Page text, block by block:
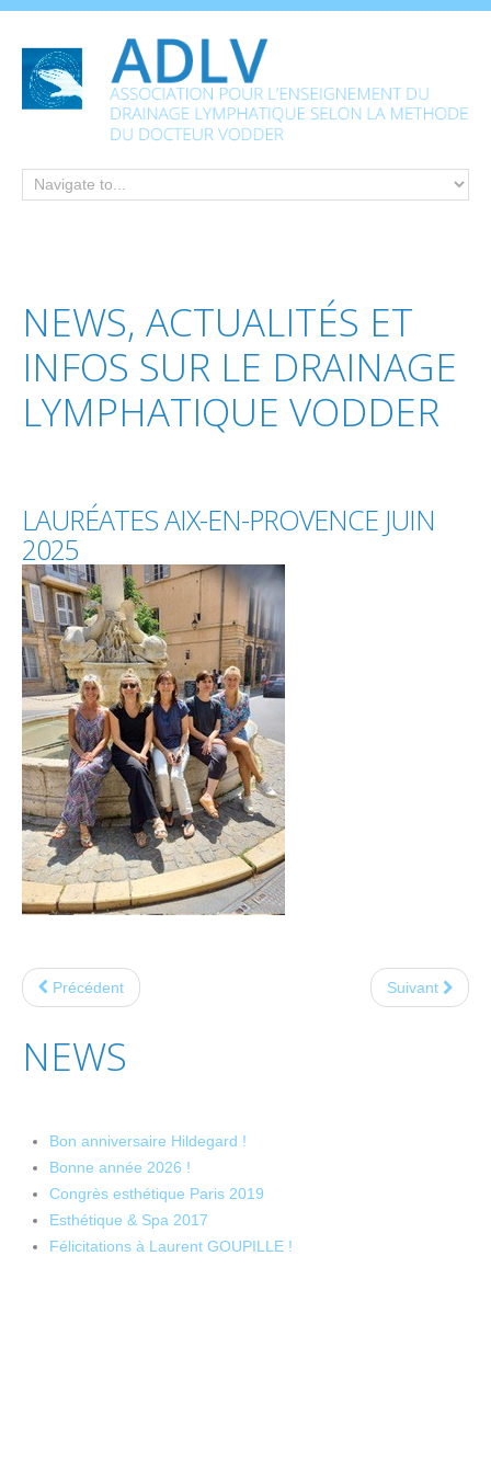
NEWS, ACTUALITÉS ET
INFOS SUR LE DRAINAGE
LYMPHATIQUE VODDER
LAURÉATESAIX-EN-PROVENCE JUIN
2025
Précédent Suivant
NEWS
Bon anniversaire Hildegard !
Bonne année 2026 !
Congrès esthétique Paris 2019
Esthétique & Spa 2017
Félicitations à Laurent GOUPILLE !